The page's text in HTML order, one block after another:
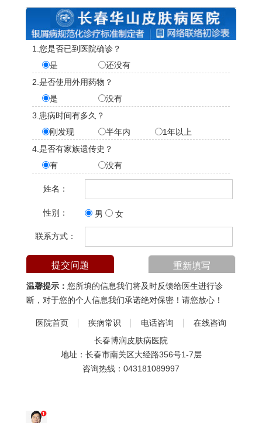
1.您是否已到医院确诊？
是
还没有
2.是否使用外用药物？
是
没有
3.患病时间有多久？
刚发现
半年内
1年以上
4.是否有家族遗传史？
有
没有
姓名：
性别： 男 女
联系方式：
温馨提示： 您所填的信息我们将及时反馈给医生进行诊
断，对于您的个人信息我们承诺绝对保密！请您放心！
医院首页 疾病常识 电话咨询
在线咨询
长春博润皮肤病医院
地址：长春市南关区大经路356号1-7层
咨询热线： 043181089997